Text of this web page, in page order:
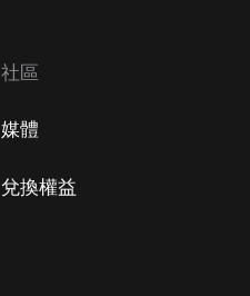
社區
媒體
兌換權益